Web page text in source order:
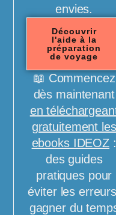
envies.
Découvrir
l'aide à la
préparation
de voyage
📖 Commencez
dès maintenant
en
gratuitement les
ebooks IDEOZ :
des guides
pratiques pour
éviter les
gagner du